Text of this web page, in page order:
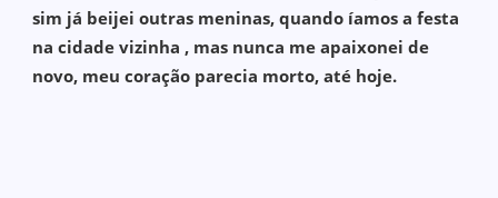
sim já beijei outras meninas, quando íamos a festa
na cidade vizinha , mas nunca me apaixonei de
novo, meu coração parecia morto, até hoje.